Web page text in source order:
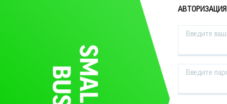
АВТОРИЗАЦИЯ
Введите
Введите